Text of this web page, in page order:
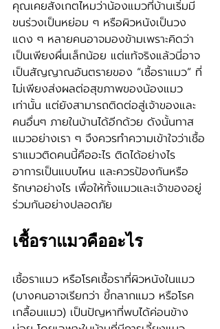
คุณเคยสังเกตไหมว่าน้องแมวที่บ้านเริ่มมี
ขนร่วงเป็นหย่อม ๆ หรือผิวหนังเป็นวง
แดง ๆ หลายคนอาจมองข้ามเพราะคิดว่า
เป็นเพียงผื่นเล็กน้อย แต่แท้จริงแล้วนี่อาจ
เป็นสัญญาณอันตรายของ “เชื้อราแมว” ที่
ไม่เพียงส่งผลต่อสุขภาพของน้องแมว
เท่านั้น แต่ยังสามารถติดต่อสู่เจ้าของและ
คนอื่นๆ ภายในบ้านได้อีกด้วย ดังนั้นทาส
แมวอย่างเรา ๆ จึงควรทำความเข้าใจว่าเชื้อ
ราแมวติดคนนี้คืออะไร ติดได้อย่างไร
อาการเป็นแบบไหน และควรป้องกันหรือ
รักษาอย่างไร เพื่อให้ทั้งแมวและเจ้าของอยู่
ร่วมกันอย่างปลอดภัย
เชื้อราแมวคืออะไร
เชื้อราแมว หรือโรคเชื้อราที่ผิวหนังในแมว
(บางคนอาจเรียกว่า ขี้กลากแมว หรือโรค
เกลื้อนแมว) เป็นปัญหาที่พบได้ค่อนข้าง